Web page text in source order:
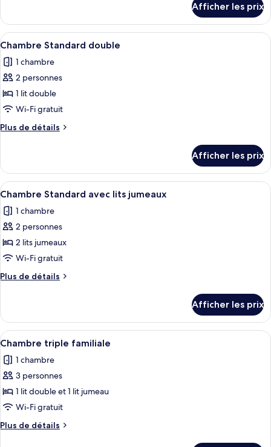
Chambre
classique
avec
lits
jumeaux
Chambre
classique
avec
jumeaux
Afficher les prix
Afficher
toutes
les
photos
pour
ce
type
de
Chambre
Standard
double
Une chambre d’hôtel avec un lit, un
6
Chambre Standard double
1 chambre
2 personnes
1 lit double
Wi-Fi gratuit
Plus de détails
Plus
Chambre
Standard
double
Afficher les prix
Afficher
toutes
les
photos
pour
ce
type
de
Chambre
Standard
avec
lits
jumeaux
Une chambre d’hôtel avec deux lits,
4
Chambre Standard avec lits jumeaux
1 chambre
2 personnes
2 lits jumeaux
Wi-Fi gratuit
Plus de détails
Plus
Chambre
Standard
avec
jumeaux
Afficher les prix
Afficher
toutes
les
photos
pour
ce
type
de
Une chambre d’hôtel avec deux lits,
5
Chambre triple familiale
1 chambre
3 personnes
1 lit double et 1 lit jumeau
Wi-Fi gratuit
Plus de détails
Plus